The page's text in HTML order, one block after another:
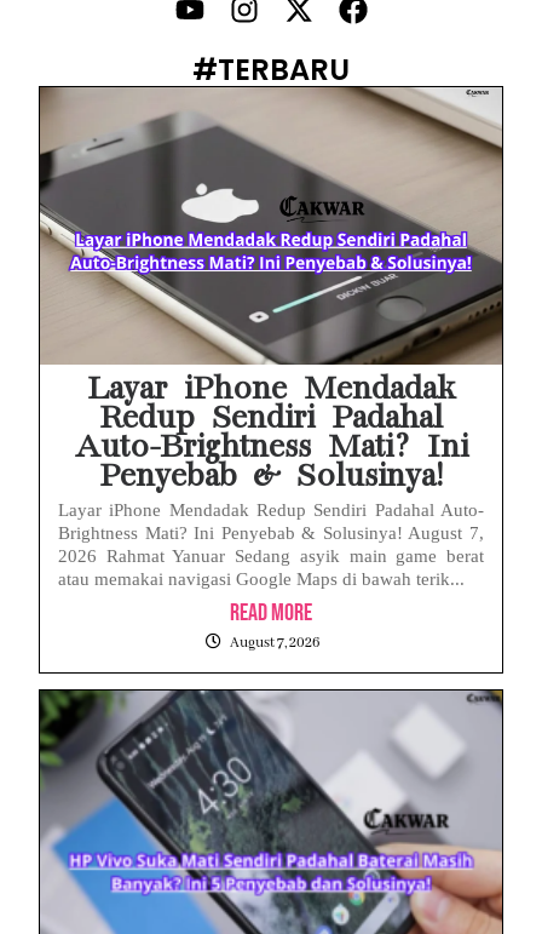
Prabowo Sebut ‘Londo Ireng’, Ray Rangkuti Desak DPR Bersikap, Ini Ulasan Politiknya
MAKI Soroti Penahanan Eks Jampidsus Febrie Adriansyah Tanpa Rompi Pink
Babak Baru Kasus Febrie Adriansyah, Rencana Praperadilan Penyitaan Emas dan Uang Tunai Jadi Sorotan
Baterai Apple Watch Cepat Boros? Ini Penyebab dan Cara Mengatasinya
HP Huawei Cepat Panas? Ini Penyebab Utama dan Cara Mengatasinya
#TERBARU
Layar iPhone Mendadak
Redup Sendiri Padahal
Auto-Brightness Mati? Ini
Penyebab & Solusinya!
Layar iPhone Mendadak Redup Sendiri Padahal Auto-
Brightness Mati? Ini Penyebab & Solusinya! August 7,
2026 Rahmat Yanuar Sedang asyik main game berat
atau memakai navigasi Google Maps di bawah terik...
Read More
August 7, 2026